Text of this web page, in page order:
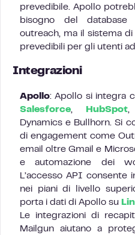
prevedibile. Apollo
bisogno del
outreach, ma il sistema
prevedibili per gli utenti
Integrazioni
Apollo: Apollo si integra
Salesforce, HubSpot,
Dynamics e Bullhorn. Si
di engagement come
email oltre Gmail e
e automazione dei
L’accesso API consente
nei piani di livello
porta i dati di Apollo su
Le integrazioni di
Mailgun aiutano a